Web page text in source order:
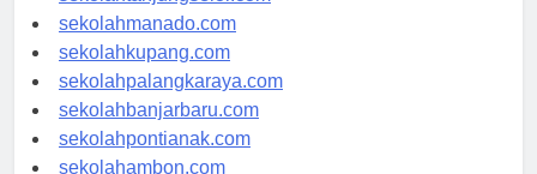
sekolahtanjungselor.com
sekolahmanado.com
sekolahkupang.com
sekolahpalangkaraya.com
sekolahbanjarbaru.com
sekolahpontianak.com